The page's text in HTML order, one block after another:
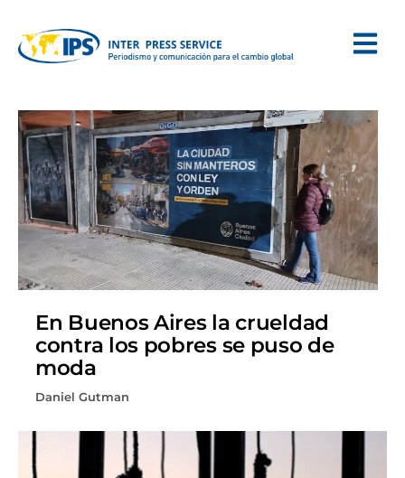
En Buenos Aires la crueldad
contra los pobres se puso de
moda
Daniel Gutman